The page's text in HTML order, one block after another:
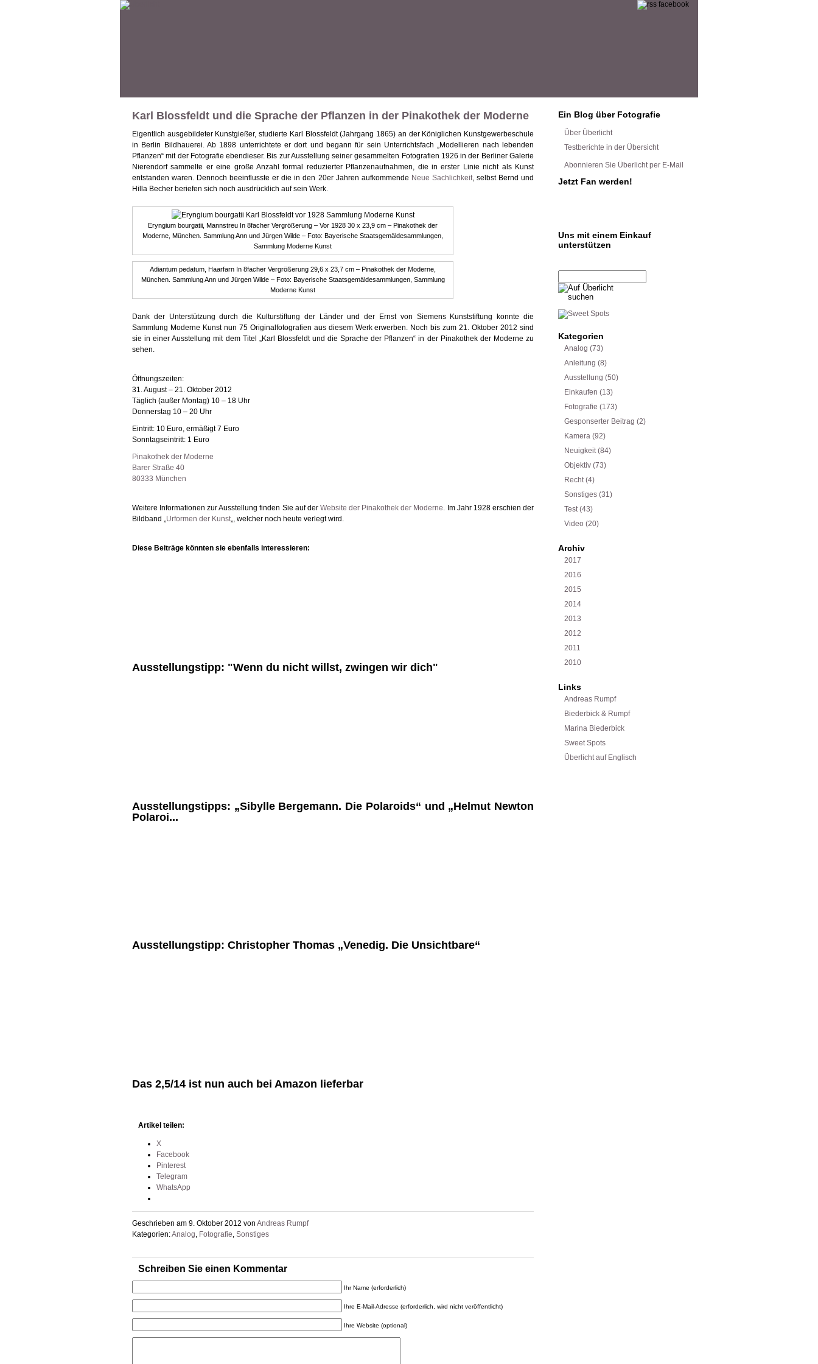
Karl Blossfeldt und die Sprache der Pflanzen in der Pinakothek der Moderne
Eigentlich ausgebildeter Kunstgießer, studierte Karl Blossfeldt (Jahrgang 1865) an der Königlichen Kunstgewerbeschule
in Berlin Bildhauerei. Ab 1898 unterrichtete er dort und begann für sein Unterrichtsfach „Modellieren nach lebenden
Pflanzen“ mit der Fotografie ebendieser. Bis zur Ausstellung seiner gesammelten Fotografien 1926 in der Berliner Galerie
Nierendorf sammelte er eine große Anzahl formal reduzierter Pflanzenaufnahmen, die in erster Linie nicht als Kunst
entstanden waren. Dennoch beeinflusste er die in den 20er Jahren aufkommende Neue Sachlichkeit, selbst Bernd und
Hilla Becher beriefen sich noch ausdrücklich auf sein Werk.
Eryngium bourgatii, Mannstreu In 8facher Vergrößerung – Vor 1928 30 x 23,9 cm – Pinakothek der
Moderne, München. Sammlung Ann und Jürgen Wilde – Foto: Bayerische Staatsgemäldesammlungen,
Sammlung Moderne Kunst
Adiantum pedatum, Haarfarn In 8facher Vergrößerung 29,6 x 23,7 cm – Pinakothek der Moderne,
München. Sammlung Ann und Jürgen Wilde – Foto: Bayerische Staatsgemäldesammlungen, Sammlung
Moderne Kunst
Dank der Unterstützung durch die Kulturstiftung der Länder und der Ernst von Siemens Kunststiftung konnte die
Sammlung Moderne Kunst nun 75 Originalfotografien aus diesem Werk erwerben. Noch bis zum 21. Oktober 2012 sind
sie in einer Ausstellung mit dem Titel „Karl Blossfeldt und die Sprache der Pflanzen“ in der Pinakothek der Moderne zu
sehen.
Öffnungszeiten:
31. August – 21. Oktober 2012
Täglich (außer Montag) 10 – 18 Uhr
Donnerstag 10 – 20 Uhr
Eintritt: 10 Euro, ermäßigt 7 Euro
Sonntagseintritt: 1 Euro
Pinakothek der Moderne
Barer Straße 40
80333 München
Weitere Informationen zur Ausstellung finden Sie auf der Website der Pinakothek der Moderne. Im Jahr 1928 erschien der
Bildband „Urformen der Kunst„, welcher noch heute verlegt wird.
Diese Beiträge könnten sie ebenfalls interessieren:
Ausstellungstipp: "Wenn du nicht willst, zwingen wir dich"
Ausstellungstipps: „Sibylle Bergemann. Die Polaroids“ und „Helmut Newton
Polaroi...
Ausstellungstipp: Christopher Thomas „Venedig. Die Unsichtbare“
Das 2,5/14 ist nun auch bei Amazon lieferbar
Artikel teilen:
X
Facebook
Pinterest
Telegram
WhatsApp
Geschrieben am 9. Oktober 2012 von Andreas Rumpf
Kategorien:Analog, Fotografie, Sonstiges
Schreiben Sie einen Kommentar
Ihr Name (erforderlich)
Ihre E-Mail-Adresse (erforderlich, wird nicht veröffentlicht)
Ihre Website (optional)
Ein Blog über Fotografie
Über Überlicht
Testberichte in der Übersicht
Abonnieren Sie Überlicht per E-Mail
Jetzt Fan werden!
Uns mit einem Einkauf
unterstützen
Kategorien
Analog (73)
Anleitung (8)
Ausstellung (50)
Einkaufen (13)
Fotografie (173)
Gesponserter Beitrag (2)
Kamera (92)
Neuigkeit(84)
Objektiv (73)
Recht(4)
Sonstiges (31)
Test(43)
Video (20)
Archiv
2017
2016
2015
2014
2013
2012
2011
2010
Links
Andreas Rumpf
Biederbick & Rumpf
Marina Biederbick
Sweet Spots
Überlicht auf Englisch